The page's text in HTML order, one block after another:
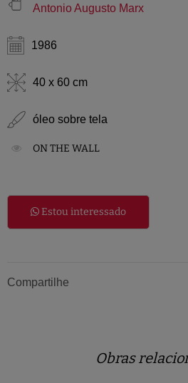
Antonio Augusto Marx
1986
40 x 60 cm
óleo sobre tela
ON THE WALL
Estou interessado
Compartilhe
Obras